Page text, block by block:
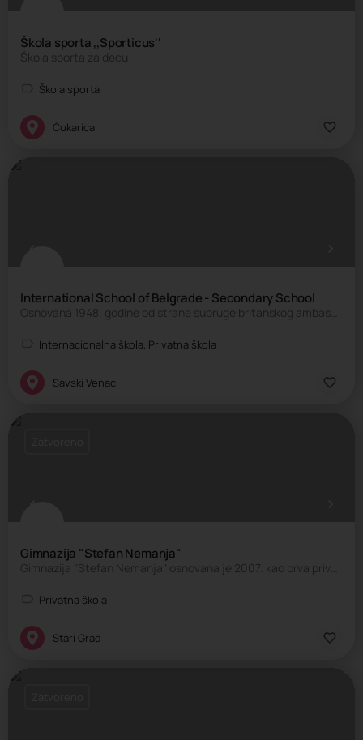
Škola sporta ,,Sporticus''
Škola sporta za decu
Škola sporta
Čukarica
International School of Belgrade - Secondary School
Osnovana 1948. godine od strane supruge britanskog ambasadora, škola je u početku radila sa jednim zaposlenim…
Internacionalna škola, Privatna škola
Savski Venac
Gimnazija "Stefan Nemanja"
Gimnazija "Stefan Nemanja" osnovana je 2007. kao prva privatna Filološka gimnazija. Učenici u našoj školi…
Privatna škola
Stari Grad